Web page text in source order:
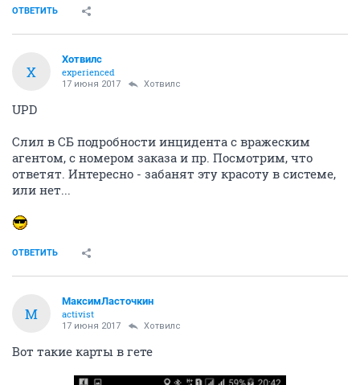
ОТВЕТИТЬ
Х
Хотвилс
experienced
17 июня 2017 Хотвилс
UPD
Слил в СБ подробности инцидента с вражеским
агентом, с номером заказа и пр. Посмотрим, что
ответят. Интересно - забанят эту красоту в системе,
или нет...
ОТВЕТИТЬ
М
МаксимЛасточкин
activist
17 июня 2017 Хотвилс
Вот такие карты в гете